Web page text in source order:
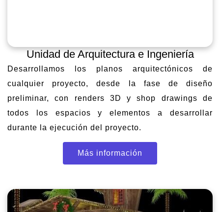
Unidad de Arquitectura e Ingeniería
Desarrollamos los planos arquitectónicos de
cualquier proyecto, desde la fase de diseño
preliminar, con renders 3D y shop drawings de
todos los espacios y elementos a desarrollar
durante la ejecución del proyecto.
Más información